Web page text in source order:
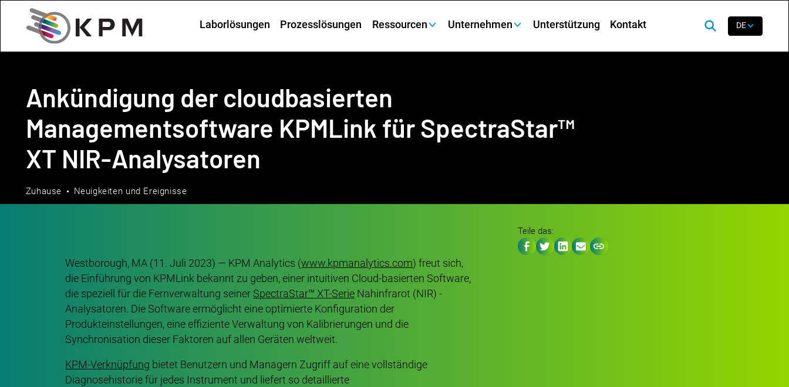
Laborlösungen Prozesslösungen Ressourcen Unternehmen Unterstützung Kontakt DE
Ankündigung der cloudbasierten
Managementsoftware KPMLink für SpectraStar™
XT NIR-Analysatoren
Zuhause Neuigkeiten und Ereignisse
Westborough, MA (11. Juli 2023) — KPM Analytics (www.kpmanalytics.com) freut sich,
die Einführung von KPMLink bekannt zu geben, einer intuitiven Cloud-basierten Software,
die speziell für die Fernverwaltung seiner SpectraStar™ XT-Serie Nahinfrarot (NIR) -
Analysatoren. Die Software ermöglicht eine optimierte Konfiguration der
Produkteinstellungen, eine effiziente Verwaltung von Kalibrierungen und die
Synchronisation dieser Faktoren auf allen Geräten weltweit.
KPM-Verknüpfung bietet Benutzern und Managern Zugriff auf eine vollständige
Diagnosehistorie für jedes Instrument und liefert so detaillierte
Teile das: